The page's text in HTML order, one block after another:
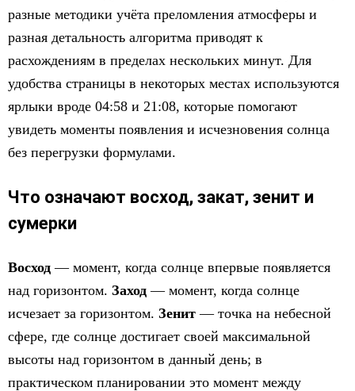
разные методики учёта преломления атмосферы и
разная детальность алгоритма приводят к
расхождениям в пределах нескольких минут. Для
удобства страницы в некоторых местах используются
ярлыки вроде 04:58 и 21:08, которые помогают
увидеть моменты появления и исчезновения солнца
без перегрузки формулами.
Что означают восход, закат, зенит и
сумерки
Восход — момент, когда солнце впервые появляется
над горизонтом. Заход — момент, когда солнце
исчезает за горизонтом. Зенит — точка на небесной
сфере, где солнце достигает своей максимальной
высоты над горизонтом в данный день; в
практическом планировании это момент между